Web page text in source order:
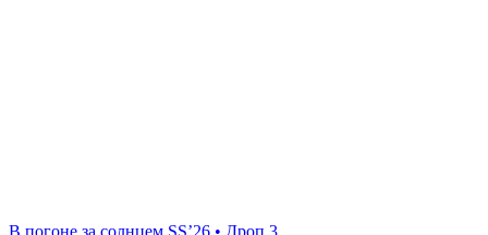
В погоне за солнцем SS’26 • Дроп 3